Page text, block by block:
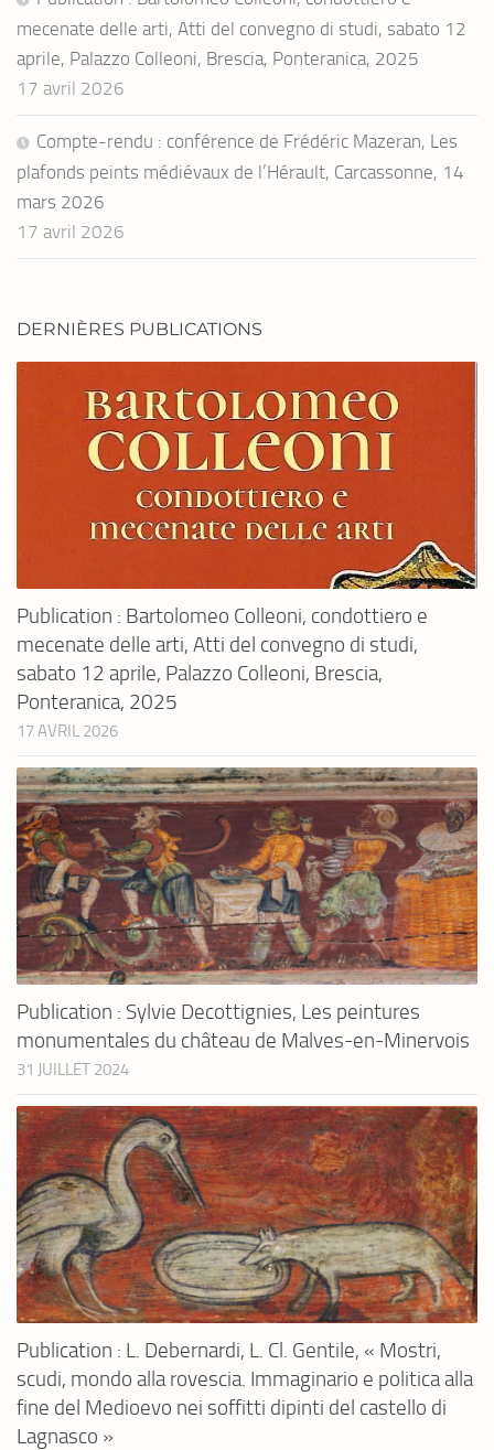
mecenate delle arti, Atti del convegno di studi, sabato 12
aprile, Palazzo Colleoni, Brescia, Ponteranica, 2025
17 avril 2026
Compte-rendu : conférence de Frédéric Mazeran, Les
plafonds peints médiévaux de l’Hérault, Carcassonne, 14
mars 2026
17 avril 2026
DERNIÈRES PUBLICATIONS
Publication : Bartolomeo Colleoni, condottiero e
mecenate delle arti, Atti del convegno di studi,
sabato 12 aprile, Palazzo Colleoni, Brescia,
Ponteranica, 2025
17 AVRIL 2026
Publication : Sylvie Decottignies, Les peintures
monumentales du château de Malves-en-Minervois
31 JUILLET 2024
Publication : L. Debernardi, L. Cl. Gentile, « Mostri,
scudi, mondo alla rovescia. Immaginario e politica alla
fine del Medioevo nei soffitti dipinti del castello di
Lagnasco »